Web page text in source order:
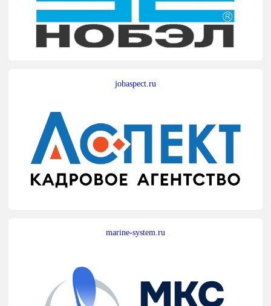
jobaspect.ru
marine-system.ru